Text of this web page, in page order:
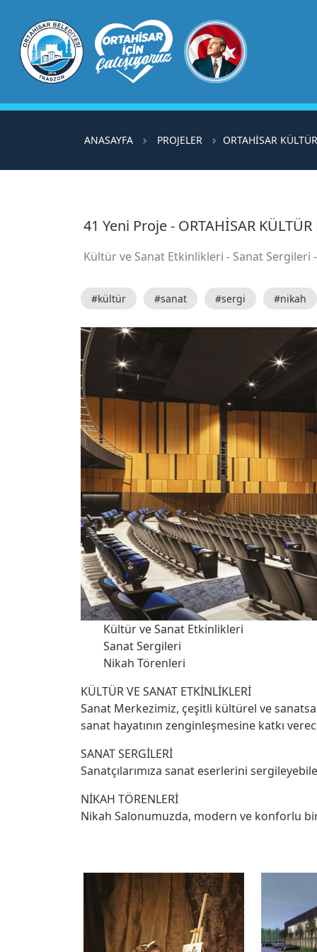
X
ANASAYFA PROJELER ORTAHİSAR
41 Yeni Proje - ORTAHİSAR
Kültür ve Sanat Etkinlikleri - Sanat Sergileri
#kültür #sanat #sergi #nikah
Kültür ve Sanat Etkinlikleri
Sanat Sergileri
Nikah Törenleri
KÜLTÜR VE SANAT ETKİNLİKLERİ
Sanat Merkezimiz, çeşitli kültürel ve
sanat hayatının zenginleşmesine katkı
SANAT SERGİLERİ
Sanatçılarımıza sanat eserlerini
NİKAH TÖRENLERİ
Nikah Salonumuzda, modern ve konforlu